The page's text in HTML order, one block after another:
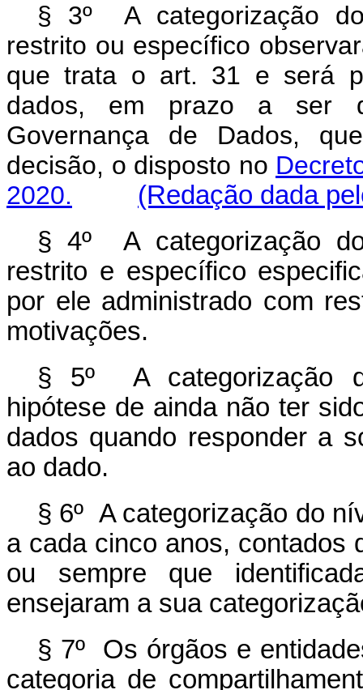
§ 3º A categorização
restrito ou específico
que trata o art. 31 e será
dados, em prazo a ser
Governança de Dados,
decisão, o disposto no
2020.
(Redação dada
§ 4º A categorização
restrito e específico
por ele administrado com
motivações.
§ 5º A categorização
hipótese de ainda não ter
dados quando responder a
ao dado.
§ 6º A categorização do
a cada cinco anos, contados
ou sempre que
ensejaram a sua
§ 7º Os órgãos e
categoria de